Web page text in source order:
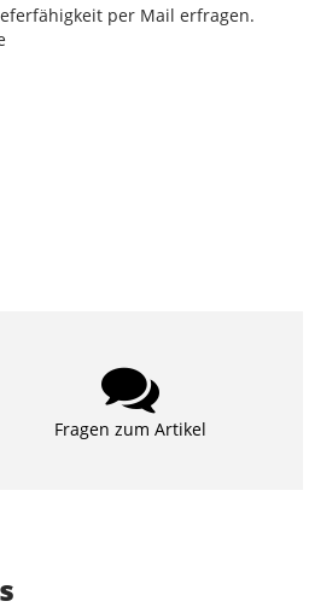
per Mail erfragen.
Fragen zum Artikel